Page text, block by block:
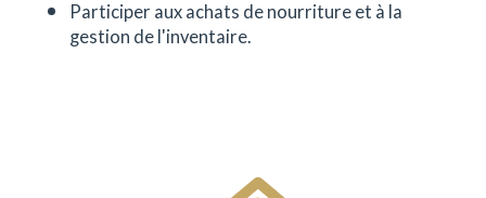
Participer aux achats de nourriture et à la
gestion de l'inventaire.